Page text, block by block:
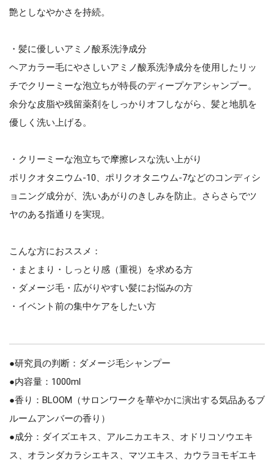
艶としなやかさを持続。
・髪に優しいアミノ酸系洗浄成分
ヘアカラー毛にやさしいアミノ酸系洗浄成分を使用したリッ
チでクリーミーな泡立ちが特長のディープケアシャンプー。
余分な皮脂や残留薬剤をしっかりオフしながら、髪と地肌を
優しく洗い上げる。
・クリーミーな泡立ちで摩擦レスな洗い上がり
ポリクオタニウム-10、ポリクオタニウム-7などのコンディシ
ョニング成分が、洗いあがりのきしみを防止。さらさらでツ
ヤのある指通りを実現。
こんな方におススメ：
・まとまり・しっとり感（重視）を求める方
・ダメージ毛・広がりやすい髪にお悩みの方
・イベント前の集中ケアをしたい方
●研究員の判断：ダメージ毛シャンプー
●内容量：1000ml
●香り：BLOOM（サロンワークを華やかに演出する気品あるブ
ルームアンバーの香り）
●成分：ダイズエキス、アルニカエキス、オドリコソウエキ
ス、オランダカラシエキス、マツエキス、カウラヨモギエキ